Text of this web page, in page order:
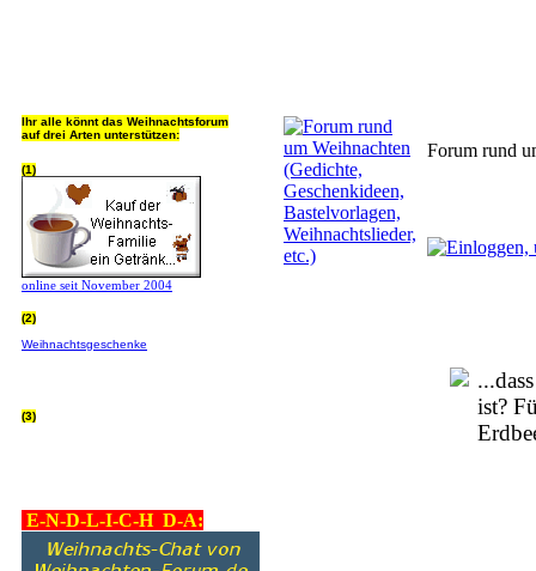
Ihr alle könnt das Weihnachtsforum
auf drei Arten unterstützen:
(1)
online seit November 2004
(2)
Weihnachtsgeschenke
(3)
E-N-D-L-I-C-H D-A:
Forum rund
ist?